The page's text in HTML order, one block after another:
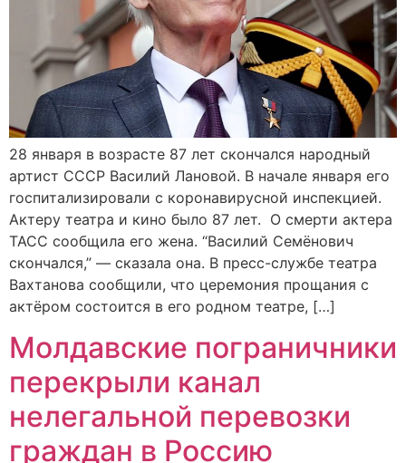
28 января в возрасте 87 лет скончался народный
артист СССР Василий Лановой. В начале января его
госпитализировали с коронавирусной инспекцией.
Актеру театра и кино было 87 лет. О смерти актера
ТАСС сообщила его жена. “Василий Семёнович
скончался,” — сказала она. В пресс-службе театра
Вахтанова сообщили, что церемония прощания с
актёром состоится в его родном театре, […]
Молдавские пограничники
перекрыли канал
нелегальной перевозки
граждан в Россию